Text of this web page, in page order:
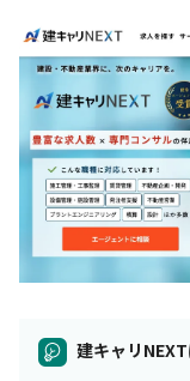
建キャリ